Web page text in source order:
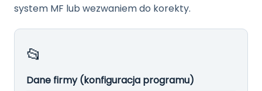
system MF lub wezwaniem do korekty.
📂
Dane firmy (konfiguracja programu)